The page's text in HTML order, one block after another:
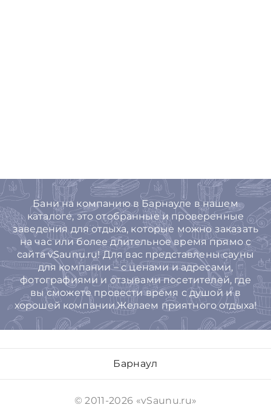
Бани на компанию в Барнауле в нашем
каталоге, это отобранные и проверенные
заведения для отдыха, которые можно заказать
на час или более длительное время прямо с
сайта vSaunu.ru! Для вас представлены сауны
для компании – с ценами и адресами,
фотографиями и отзывами посетителей, где
вы сможете провести время с душой и в
хорошей компании.Желаем приятного отдыха!
Барнаул
© 2011-2026 «vSaunu.ru»